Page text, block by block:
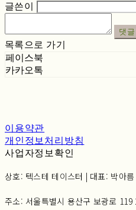
글쓴이
댓
목록으로 가기
페이스북
카카오톡
이용약관
개인정보처리방침
사업자정보확인
상호: 텍스테 테이스터 | 대표: 박아
주소: 서울특별시 용산구 보광로 119